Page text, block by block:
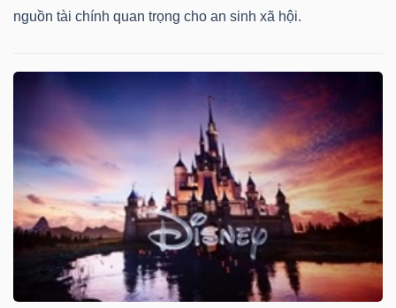
nguồn tài chính quan trọng cho an sinh xã hội.